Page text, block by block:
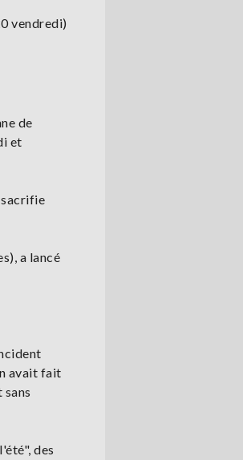
vendredi)
de
et
sacrifie
a lancé
avait fait
des